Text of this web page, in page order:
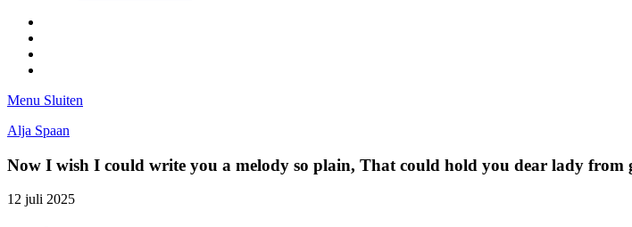
Menu Sluiten
Alja Spaan
Now I wish I could write you a melody so plain, That could hold you dear lady from
12 juli 2025